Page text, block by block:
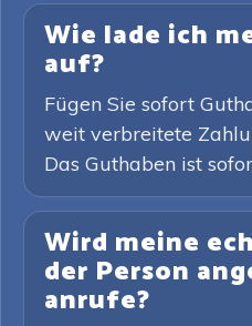
Wie lade ich
auf?
Fügen Sie sofort
weit verbreitete
Das Guthaben ist
Wird meine
der Person
anrufe?